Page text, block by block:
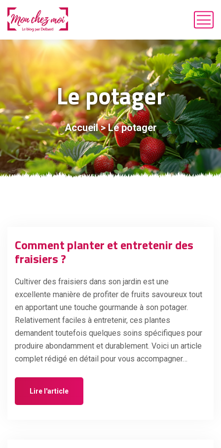
Le potager
Accueil>Le potager
Comment planter et entretenir des
fraisiers ?
Cultiver des fraisiers dans son jardin est une
excellente manière de profiter de fruits savoureux tout
en apportant une touche gourmande à son potager.
Relativement faciles à entretenir, ces plantes
demandent toutefois quelques soins spécifiques pour
produire abondamment et durablement. Voici un article
complet rédigé en détail pour vous accompagner…
Lire l'article